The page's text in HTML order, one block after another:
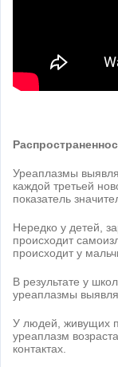
Уреаплазмы
каждой третьей
показатель
Нередко у детей,
происходит
происходит у
В результате у
уреаплазмы
У людей, живущих
уреаплазм
контактах.